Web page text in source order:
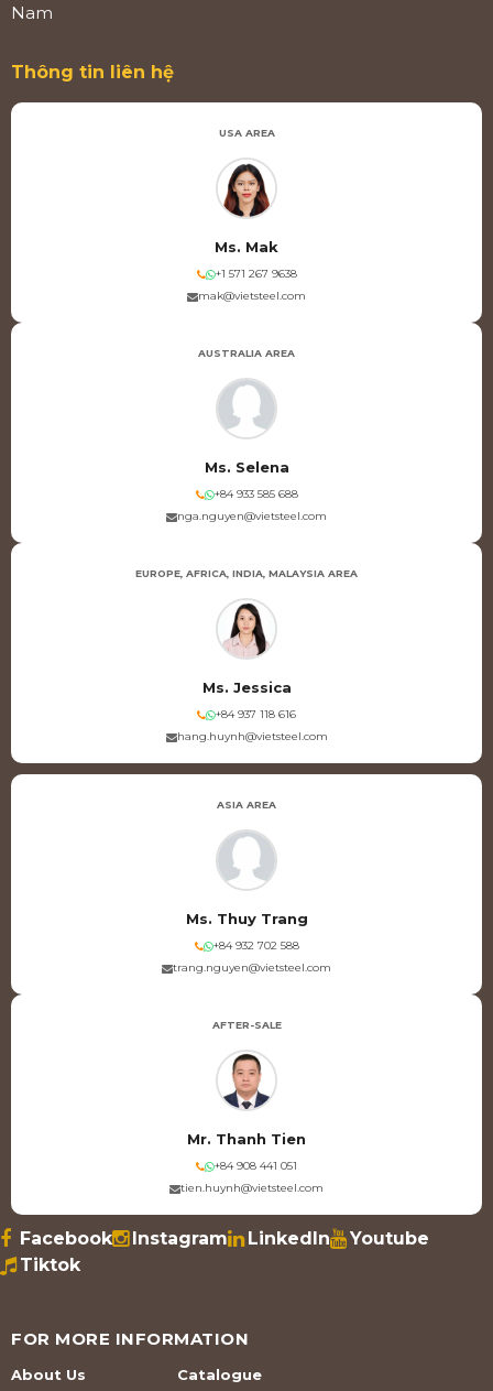
Nam
Thông tin liên hệ
USA AREA
Ms. Mak
+1 571 267 9638
mak@vietsteel.com
AUSTRALIA AREA
Ms. Selena
+84 933 585 688
nga.nguyen@vietsteel.com
EUROPE, AFRICA, INDIA, MALAYSIA AREA
Ms. Jessica
+84 937 118 616
hang.huynh@vietsteel.com
ASIA AREA
Ms. Thuy Trang
+84 932 702 588
trang.nguyen@vietsteel.com
AFTER-SALE
Mr. Thanh Tien
+84 908 441 051
tien.huynh@vietsteel.com
Facebook Instagram LinkedIn
Youtube
Tiktok
FOR MORE INFORMATION
About Us Catalogue